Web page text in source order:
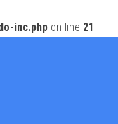
inc.php on line 21